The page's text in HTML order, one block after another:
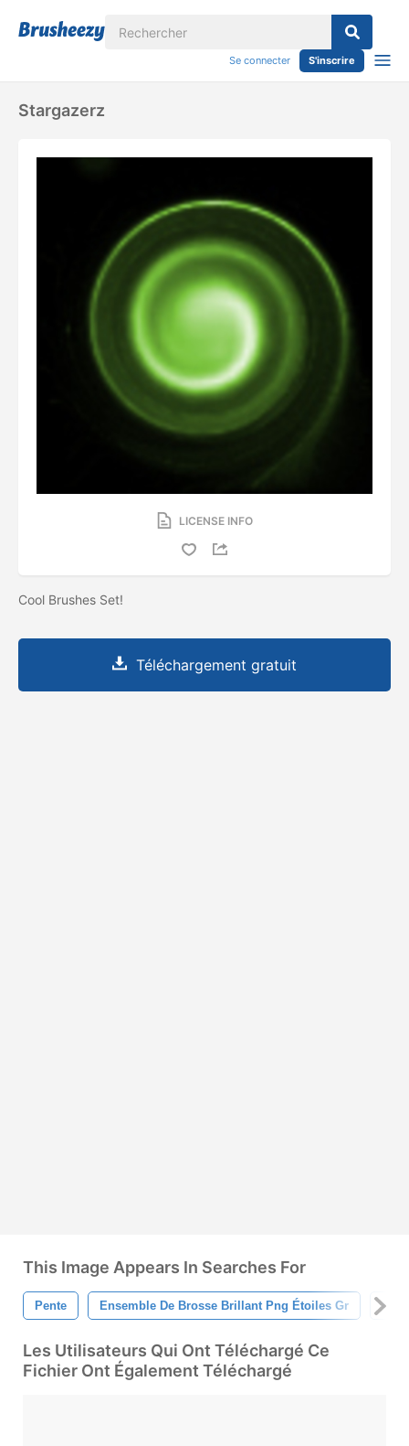
Se connecter S'inscrire
Stargazerz
LICENSE INFO
Cool Brushes Set!
Téléchargement gratuit
This Image Appears In Searches For
Pente Ensemble De Brosse Brillant Png Étoiles Gr
Les Utilisateurs Qui Ont Téléchargé Ce
Fichier Ont Également Téléchargé